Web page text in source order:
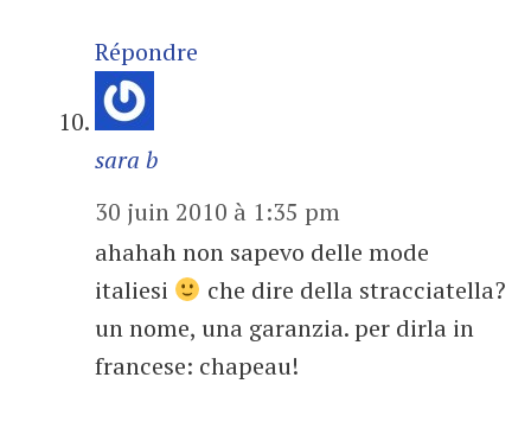
Répondre
sara b
30 juin 2010 à 1:35 pm
ahahah non sapevo delle mode
italiesi
che dire della stracciatella?
un nome, una garanzia. per dirla in
francese: chapeau!